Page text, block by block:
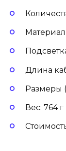
Длина
Размеры
Вес: 764 г